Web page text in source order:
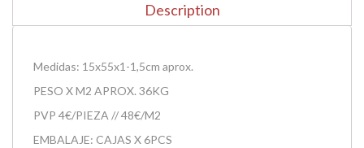
Description
Medidas: 15x55x1-1,5cm aprox.
PESO X M2 APROX. 36KG
PVP 4€/PIEZA // 48€/M2
EMBALAJE: CAJAS X 6PCS